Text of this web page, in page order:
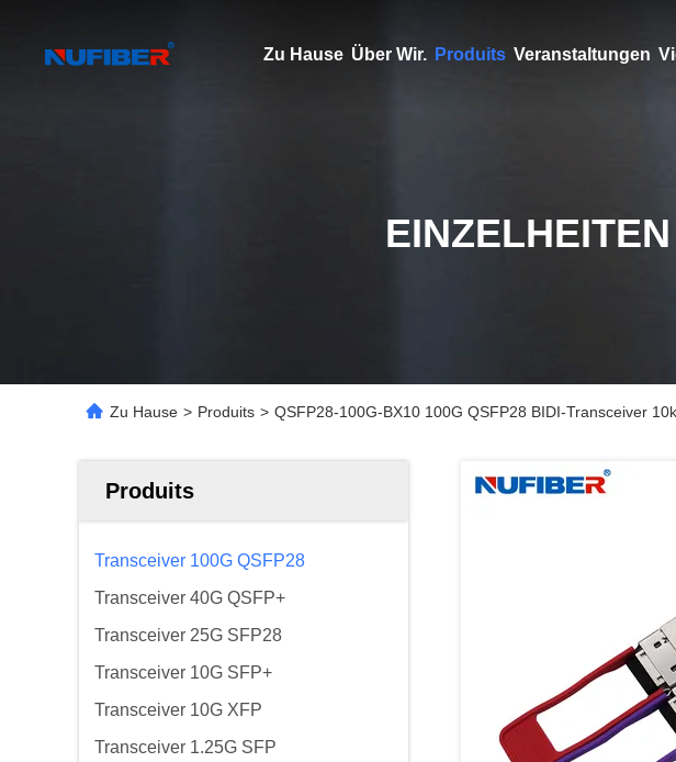
Zu Hause Über Wir. Produits Veranstaltungen
Zu Hause > Produits > QSFP28-100G-BX10 100G QSFP28 BIDI-Transceiver
Produits
Transceiver 100G QSFP28
Transceiver 40G QSFP+
Transceiver 25G SFP28
Transceiver 10G SFP+
Transceiver 10G XFP
Transceiver 1.25G SFP